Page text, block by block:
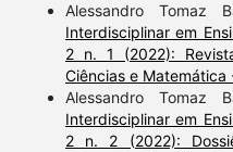
Alessandro Tomaz
Interdisciplinar em
2 n. 1 (2022):
Ciências e Matemática
Alessandro Tomaz
Interdisciplinar em
2 n. 2 (2022):